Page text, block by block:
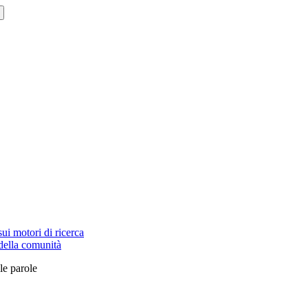
motori di ricerca
comunità
parole